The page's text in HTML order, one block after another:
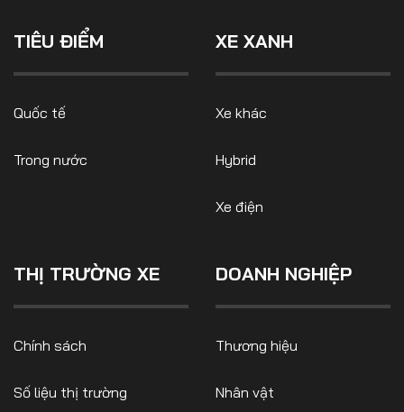
TIÊU ĐIỂM
Quốc tế
Trong nước
XE XANH
Xe khác
Hybrid
Xe điện
THỊ TRƯỜNG XE
Chính sách
Số liệu thị trường
DOANH NGHIỆP
Thương hiệu
Nhân vật